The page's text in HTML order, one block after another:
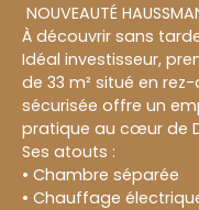
NOUVEAUTÉ
À découvrir sans
Idéal investisseur,
de 33 m² situé en
sécurisée offre un
pratique au cœur de
Ses atouts :
• Chambre séparée
• Chauffage